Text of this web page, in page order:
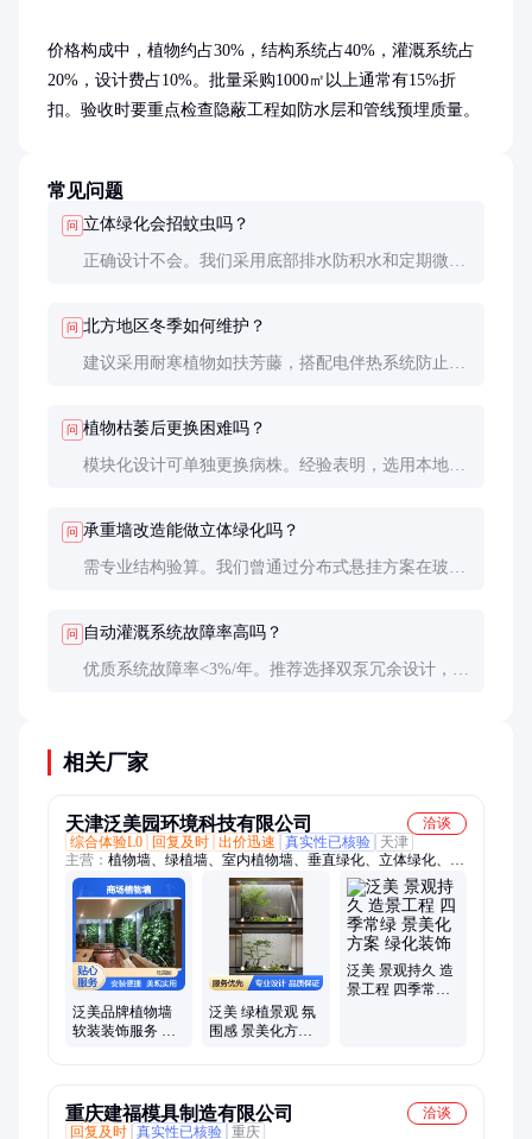
价格构成中，植物约占30%，结构系统占40%，灌溉系统占
20%，设计费占10%。批量采购1000㎡以上通常有15%折
扣。验收时要重点检查隐蔽工程如防水层和管线预埋质量。
常见问题
问 立体绿化会招蚊虫吗？
正确设计不会。我们采用底部排水防积水和定期微生
问 北方地区冬季如何维护？
建议采用耐寒植物如扶芳藤，搭配电伴热系统防止管
问 植物枯萎后更换困难吗？
模块化设计可单独更换病株。经验表明，选用本地适
问 承重墙改造能做立体绿化吗？
需专业结构验算。我们曾通过分布式悬挂方案在玻璃
问 自动灌溉系统故障率高吗？
优质系统故障率<3%/年。推荐选择双泵冗余设计，配
相关厂家
天津泛美园环境科技有限公司
洽谈
综合体验L0
回复及时 出价迅速 真实性已核验
天津
主营： 植物墙、绿植墙、室内植物墙、垂直绿化、立体绿化、绿
化施工、室外植物墙、室内绿植租摆、绿植销售、购买绿植、绿
植景观、植物景观、室内绿植景观、绿植造景
泛美品牌植物墙
软装装饰服务 商
泛美 绿植景观 氛
围感 景美化方案
泛美 景观持久 造
景工程 四季常绿
重庆建福模具制造有限公司
洽谈
回复及时 真实性已核验 重庆